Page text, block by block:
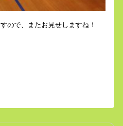
ので、またお見せしますね！